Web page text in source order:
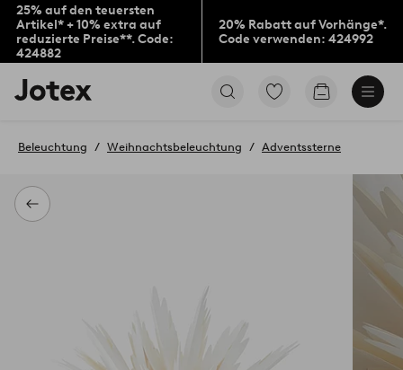
25% auf den teuersten
Artikel* + 10% extra auf
reduzierte Preise**. Code:
424882
20% Rabatt auf Vorhänge*.
Code verwenden: 424992
Jotex-
Logo
Startseite
Zu
Favoriten
Zum
Zurück
Beleuchtung Weihnachtsbeleuchtung Adventssterne